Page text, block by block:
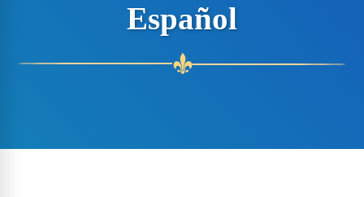
Español